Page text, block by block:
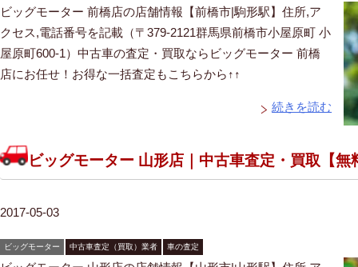
ビッグモーター 前橋店の店舗情報【前橋市|駒形駅】住所,ア
クセス,電話番号を記載（〒379-2121群馬県前橋市小屋原町 小
屋原町600-1）中古車の査定・買取ならビッグモーター 前橋
店にお任せ！お得な一括査定もこちらから↑↑
続きを読む
ビッグモーター 山形店｜中古車査定・買取【無
2017-05-03
ビッグモーター 中古車査定（買取）業者 車の査定